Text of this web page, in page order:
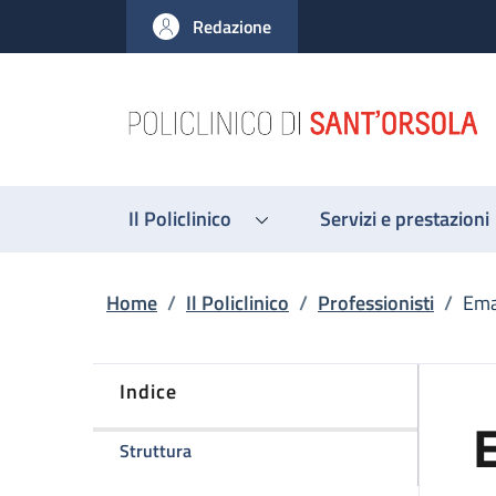
al contenuto principale
to footer content
Redazione
Il Policlinico Servizi e prestazioni
Briciole di pane
Home / Il Policlinico / Professionisti /
Indice
Strutturadella pagina Emanuele Rizzello